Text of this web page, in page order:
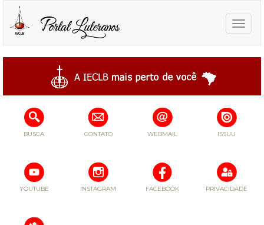
Toggle
BUSCA CONTATO WEBMAIL ISSUU
YOUTUBE INSTAGRAM FACEBOOK PRIVACIDADE